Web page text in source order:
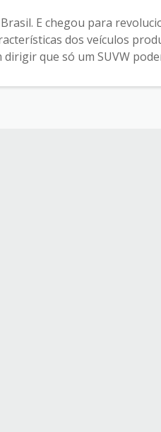
E chegou para
dos veículos
que só um SUVW